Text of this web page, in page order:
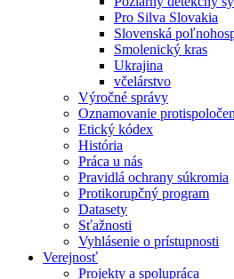
Pro Silva Slovakia
Slovenská
Smolenický kras
Ukrajina
včelárstvo
Výročné správy
Oznamovanie
Etický kódex
História
Práca u nás
Pravidlá ochrany súkromia
Protikorupčný program
Datasety
Sťažnosti
Vyhlásenie o prístupnosti
Verejnosť
Projekty a spolupráca